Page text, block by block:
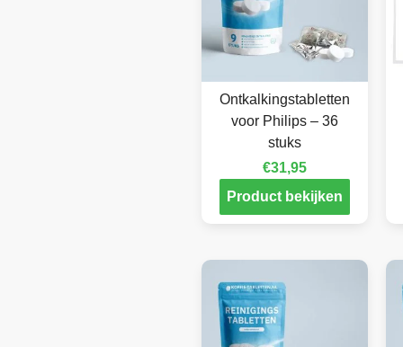
Ontkalkingstabletten
voor Philips – 36
stuks
€31,95
Product bekijken